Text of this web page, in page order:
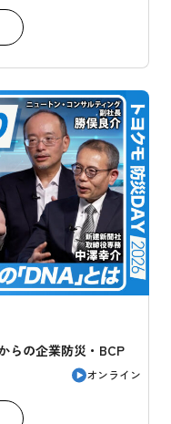
らの企業防災・BCP
オンライン